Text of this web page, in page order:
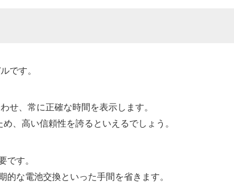
です。
せ、常に正確な時間を表示します。
、高い信頼性を誇るといえるでしょう。
です。
な電池交換といった手間を省きます。